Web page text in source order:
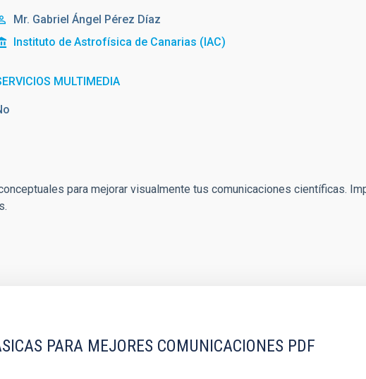
Mr. Gabriel Ángel Pérez Díaz
Instituto de Astrofísica de Canarias (IAC)
MULTIMEDIA
para mejorar visualmente tus comunicaciones científicas.
PARA MEJORES COMUNICACIONES PDF